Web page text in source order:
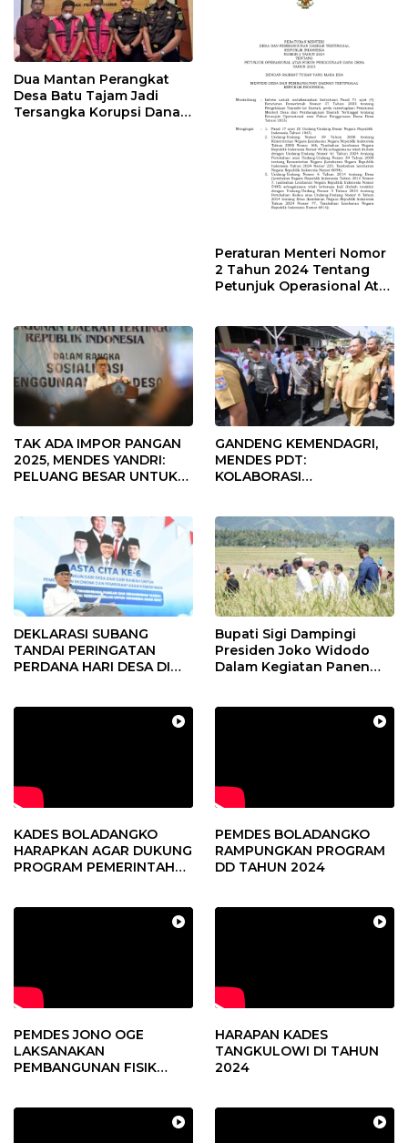
Dua Mantan Perangkat
Desa Batu Tajam Jadi
Tersangka Korupsi Dana
Peraturan Menteri Nomor
2 Tahun 2024 Tentang
Petunjuk Operasional Atas
TAK ADA IMPOR PANGAN
2025, MENDES YANDRI:
PELUANG BESAR UNTUK
GANDENG KEMENDAGRI,
MENDES PDT:
KOLABORASI
DEKLARASI SUBANG
TANDAI PERINGATAN
PERDANA HARI DESA DI
Bupati Sigi Dampingi
Presiden Joko Widodo
Dalam Kegiatan Panen
KADES BOLADANGKO
HARAPKAN AGAR DUKUNG
PROGRAM PEMERINTAH
PEMDES BOLADANGKO
RAMPUNGKAN PROGRAM
DD TAHUN 2024
PEMDES JONO OGE
LAKSANAKAN
PEMBANGUNAN FISIK
HARAPAN KADES
TANGKULOWI DI TAHUN
2024